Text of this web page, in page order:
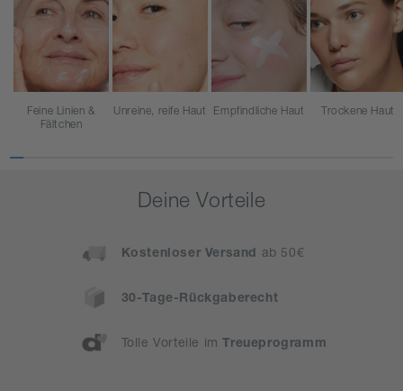
Feine Linien &
Fältchen
Unreine, reife Haut Empfindliche Haut Trockene Haut
Deine Vorteile
Kostenloser Versand ab 50€
30-Tage-Rückgaberecht
Tolle Vorteile im Treueprogramm